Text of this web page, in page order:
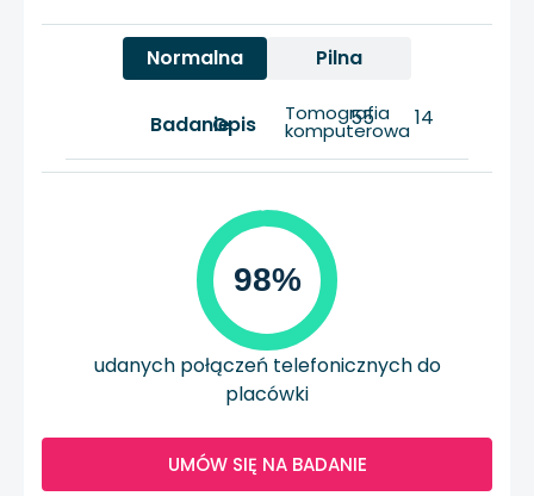
Normalna Pilna
BadanieOpis Tomografia
komputerowa
55 14
98%
udanych połączeń telefonicznych do
placówki
UMÓW SIĘ NA BADANIE